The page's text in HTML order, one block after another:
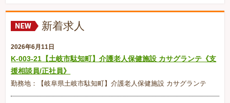
新着求人
2026年6月11日
K-003-21【土岐市駄知町】介護老人保健施設 カサグランテ《支
援相談員/正社員》
勤務地：【岐阜県土岐市駄知町】介護老人保健施設 カサグランテ